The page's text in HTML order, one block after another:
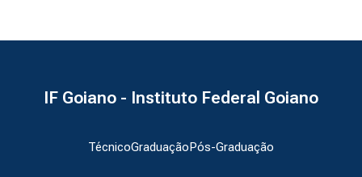
IF Goiano - Instituto Federal Goiano
TécnicoGraduaçãoPós-Graduação